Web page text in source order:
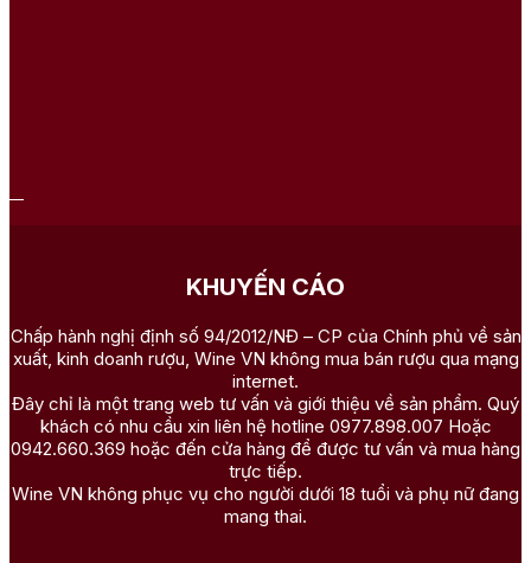
KHUYẾN CÁO
Chấp hành nghị định số 94/2012/NĐ – CP của Chính phủ về sản
xuất, kinh doanh rượu, Wine VN không mua bán rượu qua mạng
internet.
Đây chỉ là một trang web tư vấn và giới thiệu về sản phẩm. Quý
khách có nhu cầu xin liên hệ hotline 0977.898.007 Hoặc
0942.660.369 hoặc đến cửa hàng để được tư vấn và mua hàng
trực tiếp.
Wine VN không phục vụ cho người dưới 18 tuổi và phụ nữ đang
mang thai.